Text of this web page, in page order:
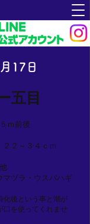
17日
五目
ｍ前後
２～３４ｃｍ
マヅラ・ウスバハギ
化後という事と潮が
口を使ってくれませ